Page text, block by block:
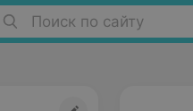
Поиск по сайту